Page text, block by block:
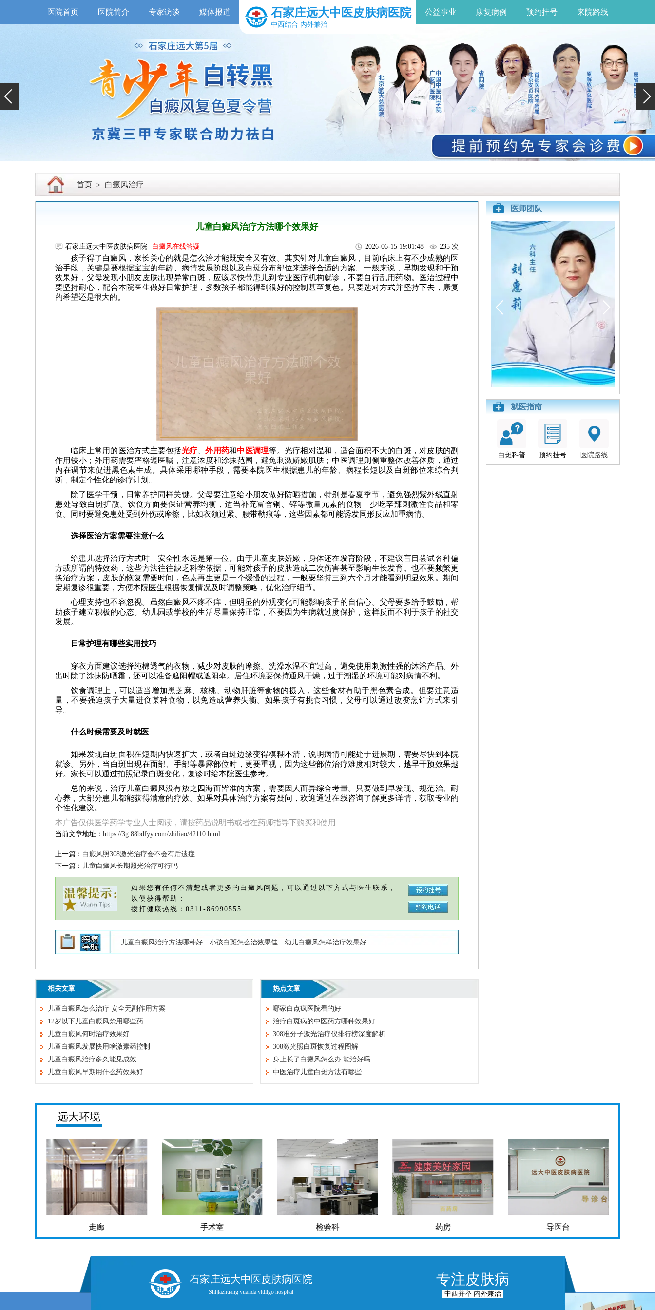
医院首页 医院简介 专家访谈 媒体报道 石家庄远大中医皮肤病医院
中西结合 内外兼治
公益事业 康复病例 预约挂号 来院路线
首页 > 白癜风治疗
儿童白癜风治疗方法哪个效果好
石家庄远大中医皮肤病医院 白癜风在线答疑 2026-06-15 19:01:48 235 次
孩子得了白癜风，家长关心的就是怎么治才能既安全又有效。其实针对儿童白癜风，目前临床上有不少成熟的医
治手段，关键是要根据宝宝的年龄、病情发展阶段以及白斑分布部位来选择合适的方案。一般来说，早期发现和干预
效果好，父母发现小朋友皮肤出现异常白斑，应该尽快带患儿到专业医疗机构就诊，不要自行乱用药物。医治过程中
要坚持耐心，配合本院医生做好日常护理，多数孩子都能得到很好的控制甚至复色。只要选对方式并坚持下去，康复
的希望还是很大的。
临床上常用的医治方式主要包括光疗 、外用药和中医调理等。光疗相对温和，适合面积不大的白斑，对皮肤的副
作用较小；外用药需要严格遵医嘱，注意浓度和涂抹范围，避免刺激娇嫩肌肤；中医调理则侧重整体改善体质，通过
内在调节来促进黑色素生成。具体采用哪种手段，需要本院医生根据患儿的年龄、病程长短以及白斑部位来综合判
断，制定个性化的诊疗计划。
除了医学干预，日常养护同样关键。父母要注意给小朋友做好防晒措施，特别是春夏季节，避免强烈紫外线直射
患处导致白斑扩散。饮食方面要保证营养均衡，适当补充富含铜、锌等微量元素的食物，少吃辛辣刺激性食品和零
食。同时要避免患处受到外伤或摩擦，比如衣领过紧、腰带勒痕等，这些因素都可能诱发同形反应加重病情。
选择医治方案需要注意什么
给患儿选择治疗方式时，安全性永远是第一位。由于儿童皮肤娇嫩，身体还在发育阶段，不建议盲目尝试各种偏
方或所谓的特效药，这些方法往往缺乏科学依据，可能对孩子的皮肤造成二次伤害甚至影响生长发育。也不要频繁更
换治疗方案，皮肤的恢复需要时间，色素再生更是一个缓慢的过程，一般要坚持三到六个月才能看到明显效果。期间
定期复诊很重要，方便本院医生根据恢复情况及时调整策略，优化治疗细节。
心理支持也不容忽视。虽然白癜风不疼不痒，但明显的外观变化可能影响孩子的自信心。父母要多给予鼓励，帮
助孩子建立积极的心态。幼儿园或学校的生活尽量保持正常，不要因为生病就过度保护，这样反而不利于孩子的社交
发展。
日常护理有哪些实用技巧
穿衣方面建议选择纯棉透气的衣物，减少对皮肤的摩擦。洗澡水温不宜过高，避免使用刺激性强的沐浴产品。外
出时除了涂抹防晒霜，还可以准备遮阳帽或遮阳伞。居住环境要保持通风干燥，过于潮湿的环境可能对病情不利。
饮食调理上，可以适当增加黑芝麻、核桃、动物肝脏等食物的摄入，这些食材有助于黑色素合成。但要注意适
量，不要强迫孩子大量进食某种食物，以免造成营养失衡。如果孩子有挑食习惯，父母可以通过改变烹饪方式来引
导。
什么时候需要及时就医
如果发现白斑面积在短期内快速扩大，或者白斑边缘变得模糊不清，说明病情可能处于进展期，需要尽快到本院
就诊。另外，当白斑出现在面部、手部等暴露部位时，更要重视，因为这些部位治疗难度相对较大，越早干预效果越
好。家长可以通过拍照记录白斑变化，复诊时给本院医生参考。
总的来说，治疗儿童白癜风没有放之四海而皆准的方案，需要因人而异综合考量。只要做到早发现、规范治、耐
心养，大部分患儿都能获得满意的疗效。如果对具体治疗方案有疑问，欢迎通过在线咨询了解更多详情，获取专业的
个性化建议。
本广告仅供医学药学专业人士阅读，请按药品说明书或者在药师指导下购买和使用
当前文章地址： https://3g.88bdfyy.com/zhiliao/42110.html
上一篇： 白癜风照308激光治疗会不会有后遗症
下一篇： 儿童白癜风长期照光治疗可行吗
如果您有任何不清楚或者更多的白癜风问题，可以通过以下方式与医生联系，
以便获得帮助：
拨打健康热线：0311-86990555
儿童白癜风治疗方法哪种好 小孩白斑怎么治效果佳 幼儿白癜风怎样治疗效果好
相关文章
儿童白癜风怎么治疗 安全无副作用方案
12岁以下儿童白癜风禁用哪些药
儿童白癜风何时治疗效果好
儿童白癜风发展快用啥激素药控制
儿童白癜风治疗多久能见成效
儿童白癜风早期用什么药效果好
热点文章
哪家白点疯医院看的好
治疗白斑病的中医药方哪种效果好
308准分子激光治疗仪排行榜深度解析
308激光照白斑恢复过程图解
身上长了白癜风怎么办 能治好吗
中医治疗儿童白斑方法有哪些
医师团队
就医指南
白斑科普 预约挂号 医院路线
远大环境
走廊 手术室 检验科 药房 导医台
石家庄远大中医皮肤病医院
Shijiazhuang yuanda vitiligo hospital
专注皮肤病
中西并举 内外兼治